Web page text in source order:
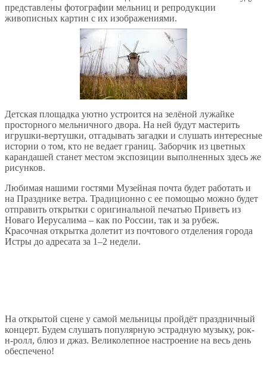
представлены фотографии мельниц и репродукции
живописных картин с их изображениями.
Детская площадка уютно устроится на зелёной лужайке
просторного мельничного двора. На ней будут мастерить
игрушки-вертушки, отгадывать загадки и слушать интересные
истории о том, кто не ведает границ. Заборчик из цветных
карандашей станет местом экспозиции выполненных здесь же
рисунков.
Любимая нашими гостями Музейная почта будет работать и
на Празднике ветра. Традиционно с ее помощью можно будет
отправить открытки с оригинальной печатью Приветъ из
Новаго Иерусалима – как по России, так и за рубеж.
Красочная открытка долетит из почтового отделения города
Истры до адресата за 1–2 недели.
На открытой сцене у самой мельницы пройдёт праздничный
концерт. Будем слушать популярную эстрадную музыку, рок-
н-ролл, блюз и джаз. Великолепное настроение на весь день
обеспечено!